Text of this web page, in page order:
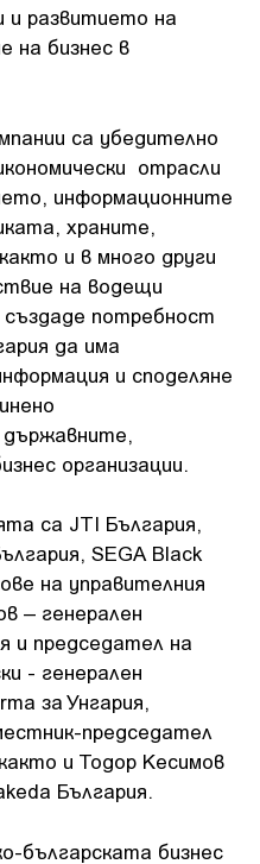
и развитието на
на бизнес в
са убедително
отрасли
информационните
храните,
и в много други
на водещи
създаде потребност
да има
и споделяне
организации.
са JTI България,
SEGA Black
на управителния
– генерален
и председател на
- генерален
за Унгария,
председател
и Тодор Кесимов
България.
българската бизнес